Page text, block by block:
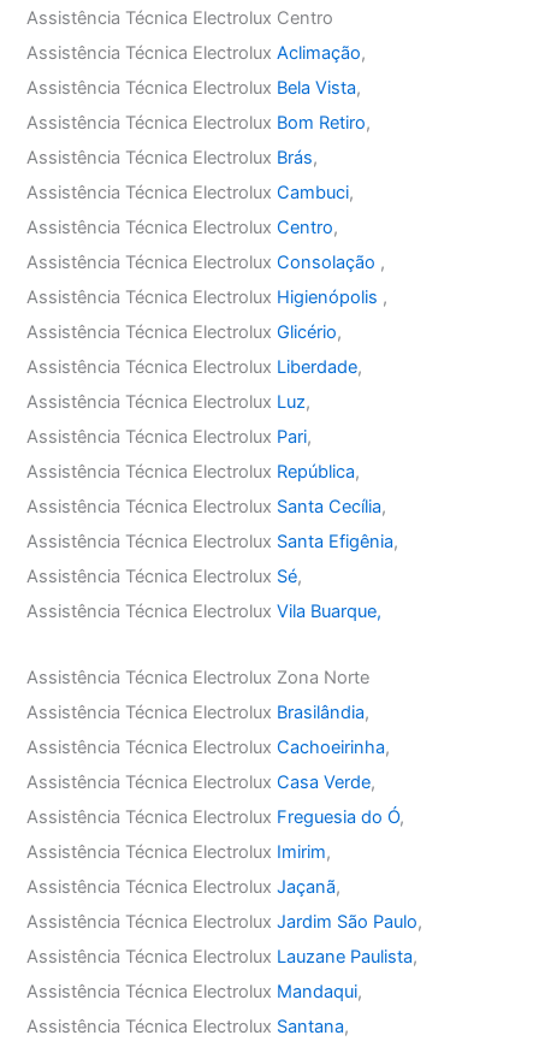
Assistência Técnica Electrolux Centro
Assistência Técnica ElectroluxAclimação,
Assistência Técnica Electrolux Bela Vista,
Assistência Técnica Electrolux Bom Retiro,
Assistência Técnica Electrolux Brás,
Assistência Técnica ElectroluxCambuci,
Assistência Técnica ElectroluxCentro,
Assistência Técnica ElectroluxConsolação ,
Assistência Técnica Electrolux Higienópolis ,
Assistência Técnica ElectroluxGlicério,
Assistência Técnica Electrolux Liberdade,
Assistência Técnica Electrolux Luz,
Assistência Técnica Electrolux Pari,
Assistência Técnica Electrolux República,
Assistência Técnica Electrolux Santa Cecília,
Assistência Técnica Electrolux Santa Efigênia,
Assistência Técnica Electrolux Sé,
Assistência Técnica ElectroluxVila Buarque,
Assistência Técnica Electrolux Zona Norte
Assistência Técnica Electrolux Brasilândia,
Assistência Técnica ElectroluxCachoeirinha,
Assistência Técnica ElectroluxCasa Verde,
Assistência Técnica Electrolux Freguesia do Ó,
Assistência Técnica Electrolux Imirim,
Assistência Técnica ElectroluxJaçanã,
Assistência Técnica ElectroluxJardim São Paulo,
Assistência Técnica Electrolux Lauzane Paulista,
Assistência Técnica Electrolux Mandaqui,
Assistência Técnica Electrolux Santana,